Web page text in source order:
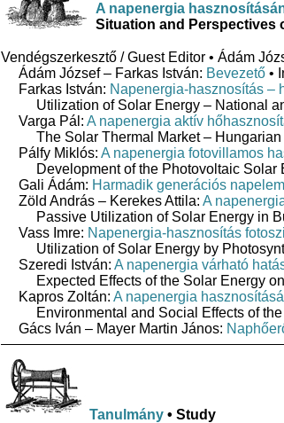
A napenergia
Situation and Perspectives
Vendégszerkesztő / Guest Editor • Ádám
Ádám József – Farkas István: Bevezető •
Farkas István: Napenergia-hasznosítás –
Utilization of Solar Energy – National
Varga Pál: A napenergia aktív
The Solar Thermal Market –
Pálfy Miklós: A napenergia fotovillamos
Development of the Photovoltaic Solar
Gali Ádám: Harmadik generációs
Zöld András – Kerekes Attila: A
Passive Utilization of Solar Energy in
Vass Imre: Napenergia-hasznosítás
Utilization of Solar Energy by
Szeredi István: A napenergia várható
Expected Effects of the Solar Energy
Kapros Zoltán: A napenergia
Environmental and Social Effects of
Gács Iván – Mayer Martin János:
Tanulmány • Study